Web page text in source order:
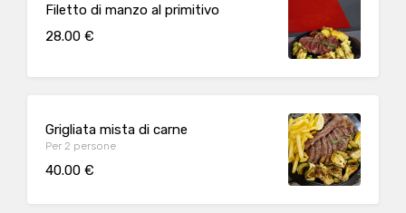
Filetto di manzo al primitivo
28.00 €
Grigliata mista di carne
Per 2 persone
40.00 €